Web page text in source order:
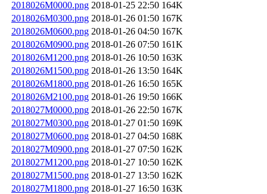
2018026M0000.png 2018-01-25 22:50 164K
2018026M0300.png 2018-01-26 01:50 167K
2018026M0600.png 2018-01-26 04:50 167K
2018026M0900.png 2018-01-26 07:50 161K
2018026M1200.png 2018-01-26 10:50 163K
2018026M1500.png 2018-01-26 13:50 164K
2018026M1800.png 2018-01-26 16:50 165K
2018026M2100.png 2018-01-26 19:50 166K
2018027M0000.png 2018-01-26 22:50 167K
2018027M0300.png 2018-01-27 01:50 169K
2018027M0600.png 2018-01-27 04:50 168K
2018027M0900.png 2018-01-27 07:50 162K
2018027M1200.png 2018-01-27 10:50 162K
2018027M1500.png 2018-01-27 13:50 162K
2018027M1800.png 2018-01-27 16:50 163K